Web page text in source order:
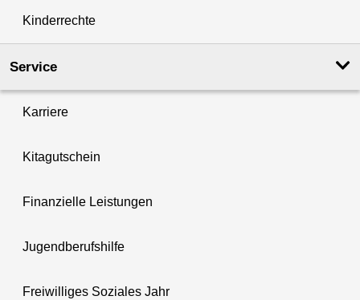
Kinderrechte
Service
Karriere
Kitagutschein
Finanzielle Leistungen
Jugendberufshilfe
Freiwilliges Soziales Jahr